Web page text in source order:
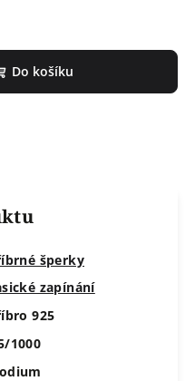
Do košíku
šperky
zapínání
925
1000